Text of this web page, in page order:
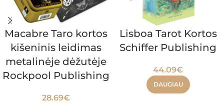
Macabre Taro kortos
kišeninis leidimas
metalinėje dėžutėje
Rockpool Publishing
28.69€
Lisboa Tarot Kortos
Schiffer Publishing
44.09€
DAUGIAU